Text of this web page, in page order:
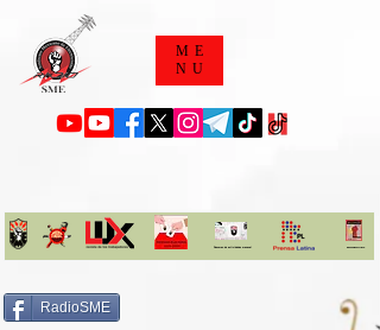
ME
NU
Descarga tu libro
RadioSME